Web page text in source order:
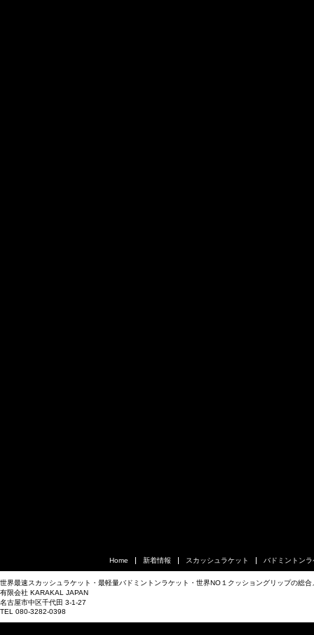
世界最速スカッシュラケット・最軽量バドミントンラケット・世界NO１クッショングリップの総
有限会社 KARAKAL JAPAN
名古屋市中区千代田 3-1-27
TEL 080-3282-0398
Home 新着情報 スカッシュラケット バドミントン